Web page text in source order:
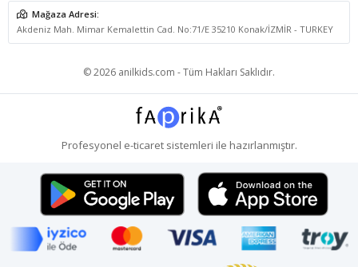
Mağaza Adresi:
Akdeniz Mah. Mimar Kemalettin Cad. No:71/E 35210 Konak/İZMİR - TURKEY
© 2026 anilkids.com - Tüm Hakları Saklıdır.
Profesyonel e-ticaretsistemleri ile hazırlanmıştır.